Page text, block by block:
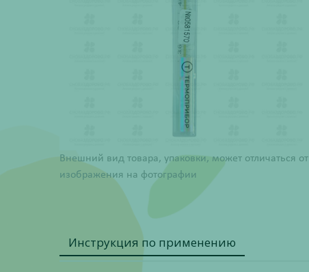
Внешний вид товара, упаковки, может отличаться от
изображения на фотографии
Инструкция по применению